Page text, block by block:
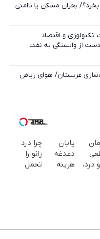
بحران مسکن یا ناامنی
تکنولوژی و اقتصاد
دست از وابستگی به نفت
عربستان/ هوای ریاض
درد،
پایان
دغدغه
هزینه
کننده
چرا درد
زانو را
تحمل
کن